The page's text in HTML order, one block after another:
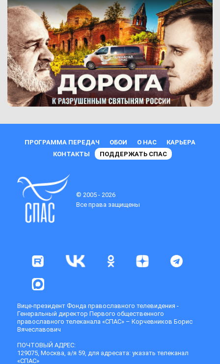
ПРОГРАММА ПЕРЕДАЧ ОБОИ О НАС
КАРЬЕРА
КОНТАКТЫ
ПОДДЕРЖАТЬ СПАС
© 2005 - 2026
Все права защищены
Вице-президент Фонда православного телевидения -
Генеральный директор Первого общественного
православного телеканала «СПАС» – Корчевников Борис
Вячеславович
ПОЧТОВЫЙ АДРЕС:
129075, Москва, а/я 59, для адресата: указать телеканал
«СПАС»